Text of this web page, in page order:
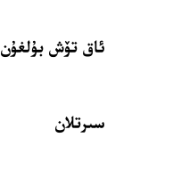
ئاق تۆش بۇلغۇن
سىرتلان